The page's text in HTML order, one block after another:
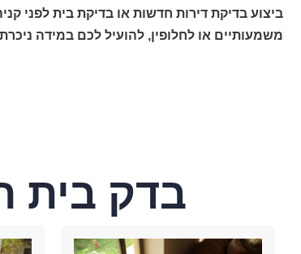
ביצוע בדיקת דירות חדשות או בדיקת בית לפני
משמעותיים או לחלופין, להועיל לכם במידה
בדק בית